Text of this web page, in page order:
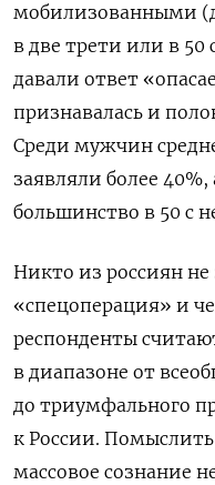
мобилизованными
в две трети или в
давали ответ
признавалась и
Среди мужчин
заявляли более
большинство в 50 с
Никто из россиян не
«спецоперация» и
респонденты
в диапазоне от
до триумфального
к России.
массовое сознание